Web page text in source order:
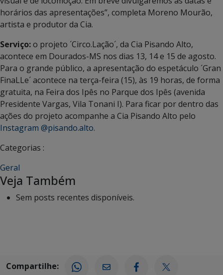
horários das apresentações”, completa Moreno Mourão,
artista e produtor da Cia.
Serviço:o projeto ´Circo.Lação´, da Cia Pisando Alto,
acontece em Dourados-MS nos dias 13, 14 e 15 de agosto.
Para o grande público, a apresentação do espetáculo ´Gran
FinaLLe´ acontece na terça-feira (15), às 19 horas, de forma
gratuita, na Feira dos Ipês no Parque dos Ipês (avenida
Presidente Vargas, Vila Tonani I). Para ficar por dentro das
ações do projeto acompanhe a Cia Pisando Alto pelo
Instagram @pisando.alto.
Categorias :
Geral
Veja Também
Sem posts recentes disponíveis.
Compartilhe: